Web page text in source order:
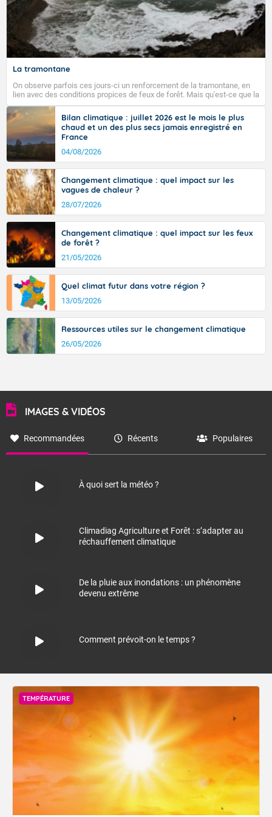
La tramontane
On observe parfois ces jours-ci un renforcement de la tramontane, en
lien avec des conditions propices de feux de forêt. Mais qu'est-ce que la
tramontane ? Quelles sont ses caractéristiques ? La tramontane est un
vent turbulent soufflant de secteur nord-ouest à nord, ou ouest à nord-
ouest, dans un secteur qui part du Roussillon à la vallée de l’Aude et à
l’ouest de l’Hérault. L’étymologie de ce vent vient du latin trasmontanus,
signifiant au-delà des monts, en allusion aux régions montagneuses
d’où provient ce vent.
Bilan climatique : juillet 2026 est le mois le plus
chaud et un des plus secs jamais enregistré en
France
04/08/2026
Changement climatique : quel impact sur les
vagues de chaleur ?
28/07/2026
Changement climatique : quel impact sur les feux
de forêt ?
21/05/2026
Quel climat futur dans votre région ?
13/05/2026
Ressources utiles sur le changement climatique
26/05/2026
IMAGES & VIDÉOS
Recommandées Récents Populaires
À quoi sert la météo ?
Climadiag Agriculture et Forêt : s’adapter au
réchauffement climatique
De la pluie aux inondations : un phénomène
devenu extrême
Comment prévoit-on le temps ?
TEMPÉRATURE